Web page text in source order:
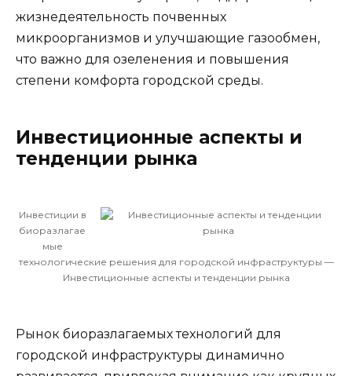
жизнедеятельность почвенных
микроорганизмов и улучшающие газообмен,
что важно для озеленения и повышения
степени комфорта городской среды.
Инвестиционные аспекты и
тенденции рынка
Инвестиции в
биоразлагае
мые
технологические решения для городской инфраструктуры —
Инвестиционные аспекты и тенденции рынка
Рынок биоразлагаемых технологий для
городской инфраструктуры динамично